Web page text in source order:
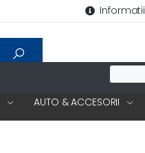
Informatii
AUTO & ACCESORII